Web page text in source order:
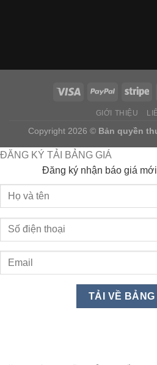
GIỚI THIỆU
Copyright 2026 © Bản quyền
ĐĂNG KÝ TẢI BẢNG GIÁ
Đăng ký nhận báo giá